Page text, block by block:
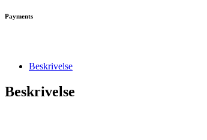
Payments
Beskrivelse
Beskrivelse